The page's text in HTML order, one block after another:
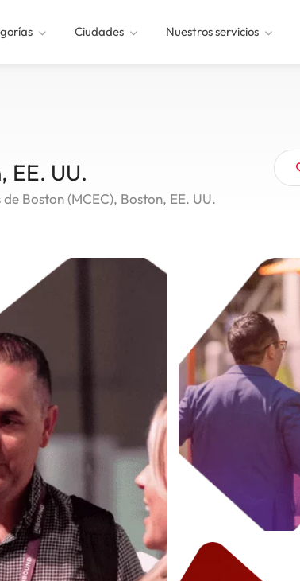
Ciudades Nuestros servicios
EE. UU.
Boston (MCEC), Boston, EE. UU.